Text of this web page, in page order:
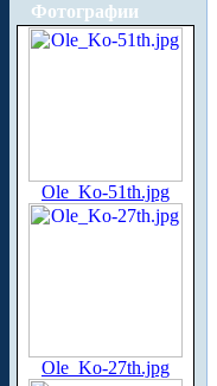
Фотографии
Ole_Ko-51th.jpg
Ole_Ko-27th.jpg